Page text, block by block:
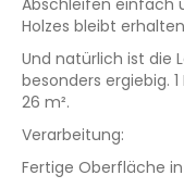
Abschleifen einfach
Holzes bleibt
Und natürlich ist die
besonders ergiebig.
26 m².
Verarbeitung:
Fertige Oberfläche